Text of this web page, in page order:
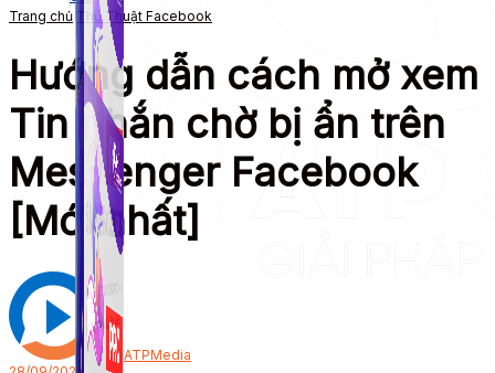
Trang chủ Thủ Thuật Facebook
Hướng dẫn cách mở xem
Tin nhắn chờ bị ẩn trên
Messenger Facebook
[Mới nhất]
Bởi ATPMedia